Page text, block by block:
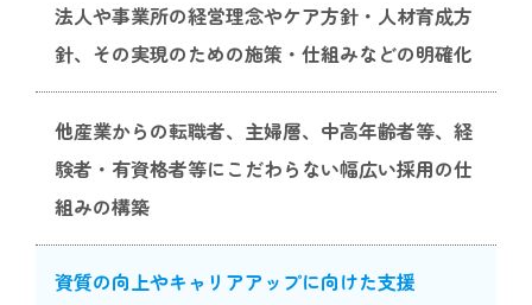
法人や事業所の経営理念やケア方針・人材育成方
針、その実現のための施策・仕組みなどの明確化
他産業からの転職者、主婦層、中高年齢者等、経
験者・有資格者等にこだわらない幅広い採用の仕
組みの構築
資質の向上やキャリアアップに向けた支援